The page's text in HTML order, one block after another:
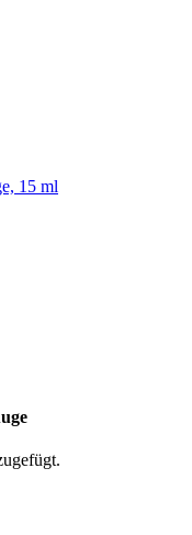
15 ml